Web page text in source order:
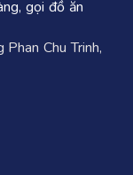
gọi đồ ăn
Chu Trinh,